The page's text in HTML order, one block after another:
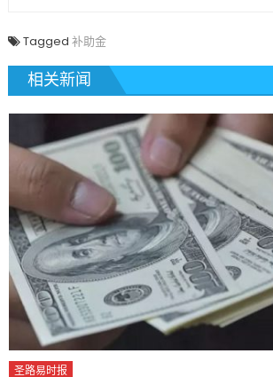
Tagged 补助金
相关新闻
圣路易时报